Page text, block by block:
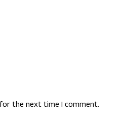
the next time I comment.